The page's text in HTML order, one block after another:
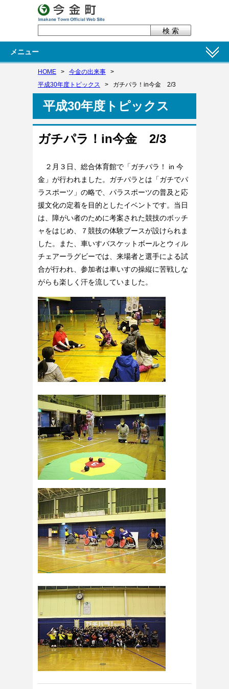
メニュー
HOME > 今金の出来事
>
平成30年度トピックス
> ガチパラ！in今金 2/3
平成30年度トピックス
ガチパラ！in今金 2/3
２月３日、総合体育館で「ガチパラ！ in 今
金」が行われました。ガチパラとは「ガチでパ
ラスポーツ」の略で、パラスポーツの普及と応
援文化の定着を目的としたイベントです。当日
は、障がい者のために考案された競技のボッチ
ャをはじめ、７競技の体験ブースが設けられま
した。また、車いすバスケットボールとウィル
チェアーラグビーでは、来場者と選手による試
合が行われ、参加者は車いすの操縦に苦戦しな
がらも楽しく汗を流していました。